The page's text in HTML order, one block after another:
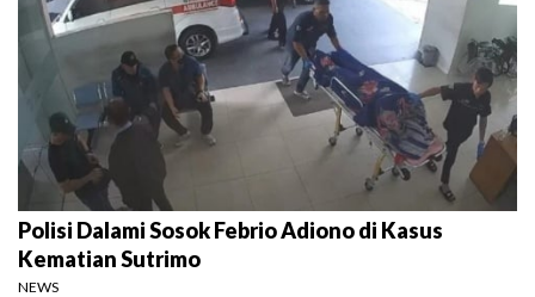
Polisi Dalami Sosok Febrio Adiono di Kasus
Kematian Sutrimo
NEWS